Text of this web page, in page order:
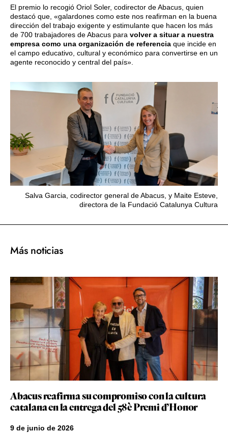
El premio lo recogió Oriol Soler, codirector de Abacus, quien
destacó que, «galardones como este nos reafirman en la buena
dirección del trabajo exigente y estimulante que hacen los más
de 700 trabajadores de Abacus para volver a situar a nuestra
empresa como una organización de referencia que incide en
el campo educativo, cultural y económico para convertirse en un
agente reconocido y central del país».
Salva Garcia, codirector general de Abacus, y Maite Esteve,
directora de la Fundació Catalunya Cultura
Más noticias
Abacus reafirma su compromiso con la cultura
catalana en la entrega del 58è Premi d’Honor
9 de junio de 2026